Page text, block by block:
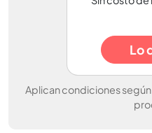
Lo
Aplican condiciones